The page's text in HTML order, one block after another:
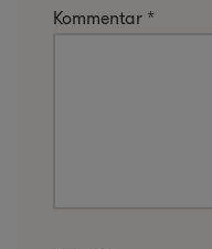
Kommentar *